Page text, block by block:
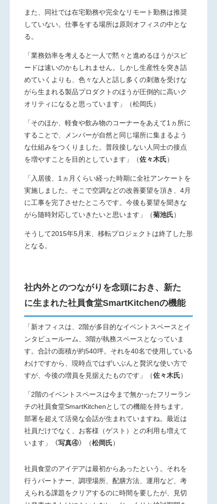
また、同社では在宅勤務や完全なリモート勤務は推奨
していない。仕事をする場所は原則オフィスの中とな
る。
「業務効率を考えると一人で黙々と進めるほうがスピ
ードは速いのかもしれません。しかし生産性を突き詰
めていくよりも、色々な 人と話し多くの刺激を受けな
がら生まれる製品プロダクトのほうが圧倒的に高いク
オリティになると思っています」（松岡氏）
「そのほか、軽食や飲み物のコーナーをあえて1ヵ所に
すること で、メンバーが自然と同じ場所に集まるよう
な仕組みをつくりました。普段接しない人同士の接点
を増やすことを目的としています」
（佐々木氏）
「入居後、1ヵ月くらい経った時期に全社アンケートを
実施しました。そこで空調などの改善要望を頂き、4月
に工事を完了させたと ころです。今後も要望を聞きな
がら随時対応していきたいと思います」（菊池氏）
そうして2015年5月末、移転プロジェクトは終了した形
となる。
社内外とのつながりを念頭におき、新た
に生まれた社員食堂SmartKitchenの機能
「新オフィスは、2階が多目的なイベントスペースとイ
ンタビュールーム、3階が執務スペースとなっていま
す。合計の面積が約540坪。それを40名で使用している
わけですから、現時点ではずいぶんと贅沢な使い方で
すが、今後の増員を見据えたものです」
（佐々木氏）
「2階のイベントスペースは今まで無かったフリーラン
チの社員食堂SmartKitchenとしての機能を持ちます。
部署を超えて活発な会話が生まれていますね。最近は
社員だけでなく、お客様（ゲスト）との利用も増えて
います」
〈写真④〉 （松岡氏）
社員食堂のアイデアは最初からあったという。それを
行うパートナー、調理場所、配膳方法、運用など、考
えられる課題をクリアするのに時間を要したが、見切